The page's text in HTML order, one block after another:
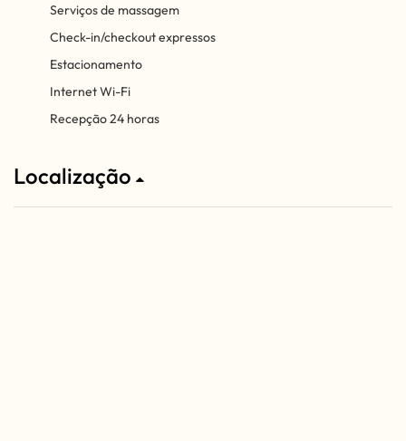
Serviços de massagem
Check-in/checkout expressos
Estacionamento
Internet Wi-Fi
Recepção 24 horas
Localização